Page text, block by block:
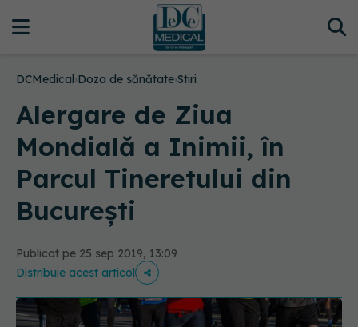
DCMedical›Doza de sănătate›Stiri
Alergare de Ziua
Mondială a Inimii, în
Parcul Tineretului din
Bucureşti
Publicat pe 25 sep 2019, 13:09
Distribuie acest articol